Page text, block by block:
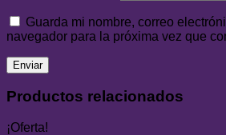
Guarda mi nombre, correo
navegador para la próxima vez que
Productos relacionados
¡Oferta!